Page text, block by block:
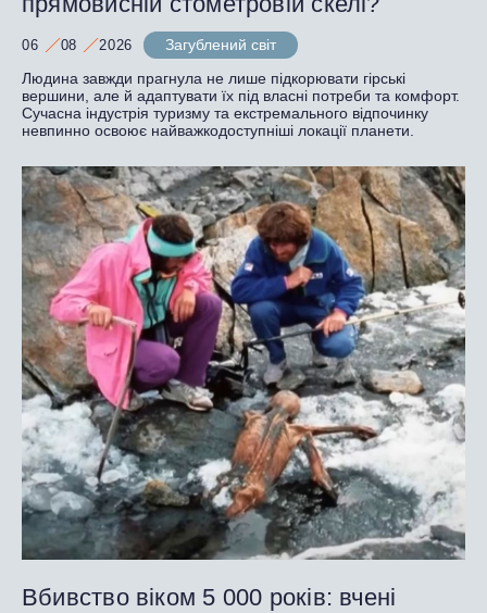
06 08 2026
Загублений світ
Людина завжди прагнула не лише підкорювати гірські
вершини, але й адаптувати їх під власні потреби та комфорт.
Сучасна індустрія туризму та екстремального відпочинку
невпинно освоює найважкодоступніші локації планети.
Вбивство віком 5 000 років: вчені